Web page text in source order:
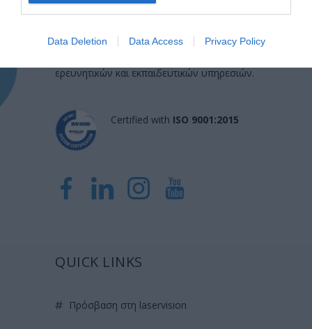
Data Deletion Data Access Privacy Policy
ερευνητικών και εκπαιδευτικών υπηρεσιών.
Certified with ISO 9001:2015
QUICK LINKS
πρόσβαση στη laservision